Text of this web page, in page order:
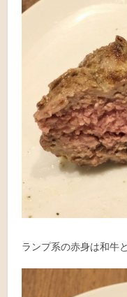
ランプ系の赤身は和牛